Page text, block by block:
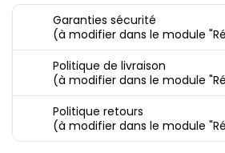
Garanties sécurité
(à modifier dans le module
Politique de livraison
(à modifier dans le module
Politique retours
(à modifier dans le module